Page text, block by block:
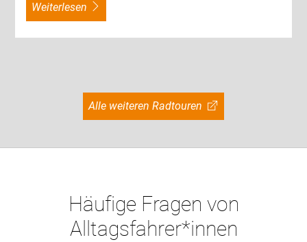
weiterlesen
Alle weiteren Radtouren
Häufige Fragen von
Alltagsfahrer*innen